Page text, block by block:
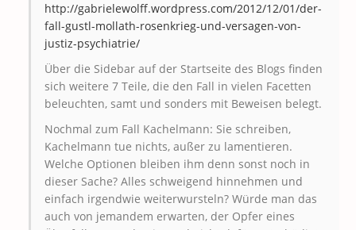
http://gabrielewolff.wordpress.com/2012/12/01/der-
fall-gustl-mollath-rosenkrieg-und-versagen-von-
justiz-psychiatrie/
Über die Sidebar auf der Startseite des Blogs finden
sich weitere 7 Teile, die den Fall in vielen Facetten
beleuchten, samt und sonders mit Beweisen belegt.
Nochmal zum Fall Kachelmann: Sie schreiben,
Kachelmann tue nichts, außer zu lamentieren.
Welche Optionen bleiben ihm denn sonst noch in
dieser Sache? Alles schweigend hinnehmen und
einfach irgendwie weiterwursteln? Würde man das
auch von jemandem erwarten, der Opfer eines